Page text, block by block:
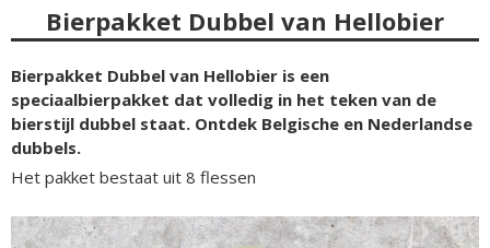
Bierpakket Dubbel van Hellobier
Bierpakket Dubbel van Hellobier is een
speciaalbierpakket dat volledig in het teken van de
bierstijl dubbel staat. Ontdek Belgische en Nederlandse
dubbels.
Het pakket bestaat uit 8 flessen